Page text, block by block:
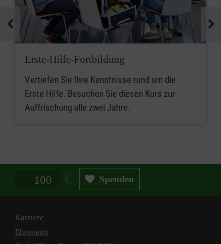
Erste-Hilfe-Fortbildung
Vertiefen Sie Ihre Kenntnisse rund um die
Erste Hilfe. Besuchen Sie diesen Kurs zur
Auffrischung alle zwei Jahre.
Spendenbetrag in Euro Spenden
Karriere
Ehrenamt